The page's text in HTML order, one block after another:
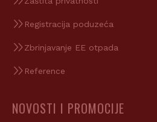
Registracija poduzeća
Zbrinjavanje EE otpada
Reference
NOVOSTI I PROMOCIJE